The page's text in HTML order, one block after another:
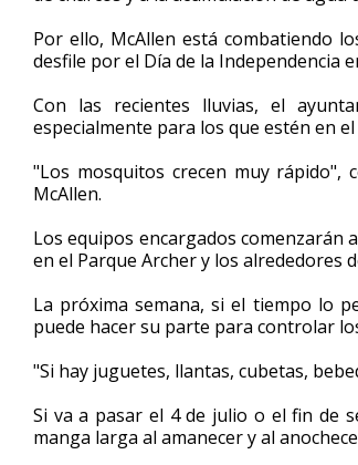
53
seconds Volume
90%
Por ello, McAllen está combatiendo
desfile por el Día de la Independencia
Con las recientes lluvias, el
especialmente para los que estén en
"Los mosquitos crecen muy rápido",
McAllen.
Los equipos encargados comenzarán
en el Parque Archer y los alrededores
La próxima semana, si el tiempo lo
puede hacer su parte para controlar
"Si hay juguetes, llantas, cubetas,
Si va a pasar el 4 de julio o el fin de
manga larga al amanecer y al